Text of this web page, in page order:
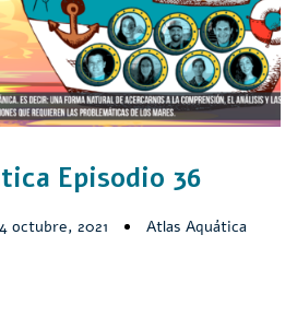
Episodio 36
4 octubre, 2021 Atlas Aquática